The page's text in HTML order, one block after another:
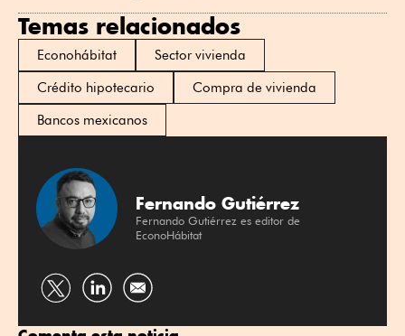
Temas relacionados
Econohábitat
Sector vivienda
Crédito hipotecario
Compra de vivienda
Bancos mexicanos
Fernando Gutiérrez
Fernando Gutiérrez es editor de
EconoHábitat
Compartir
Twitter
Compartir
Linkedin